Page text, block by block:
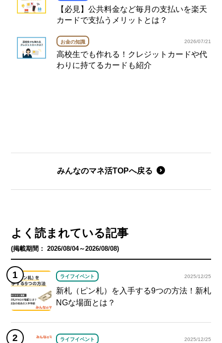
【必見】公共料金など毎月の支払いを楽天
カードで支払うメリットとは？
お金の知識 2026/07/21
高校生でも作れる！クレジットカードや代
わりに持てるカードも紹介
みんなのマネ活TOPへ戻る
よく読まれている記事
(掲載期間： 2026/08/04～2026/08/08)
ライフイベント 2025/12/25
新札（ピン札）を入手する9つの方法！新札
NGな場面とは？
ライフイベント 2025/12/25